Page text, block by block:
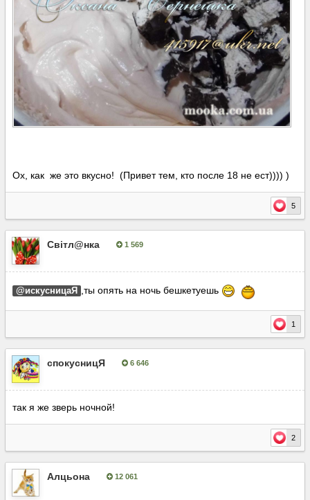
Ох, как же это вкусно! (Привет тем, кто после 18 не ест)))) )
5
Світл@нка 1 569
@искусницаЯ ,ты опять на ночь бешкетуешь
1
спокусницЯ 6 646
так я же зверь ночной!
2
Алцьона 12 061